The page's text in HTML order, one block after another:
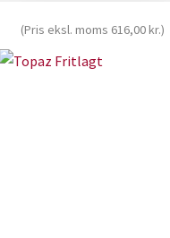
(Pris eksl. moms 616,00kr.)